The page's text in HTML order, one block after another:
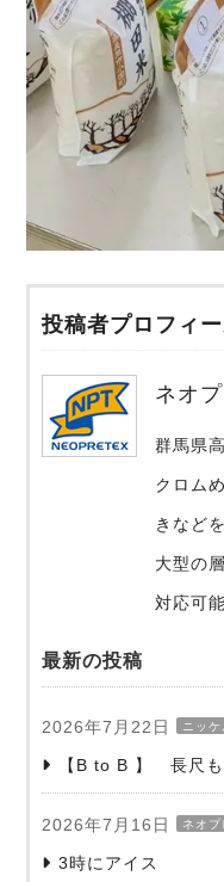
投稿者プロフィ
ネオ
群馬県
クロム
きなど
大型の
対応可能
最新の投稿
2026年7月22日 ニッケ
【B to B 】 長尺
2026年7月16日 ネオプ
3時にアイス